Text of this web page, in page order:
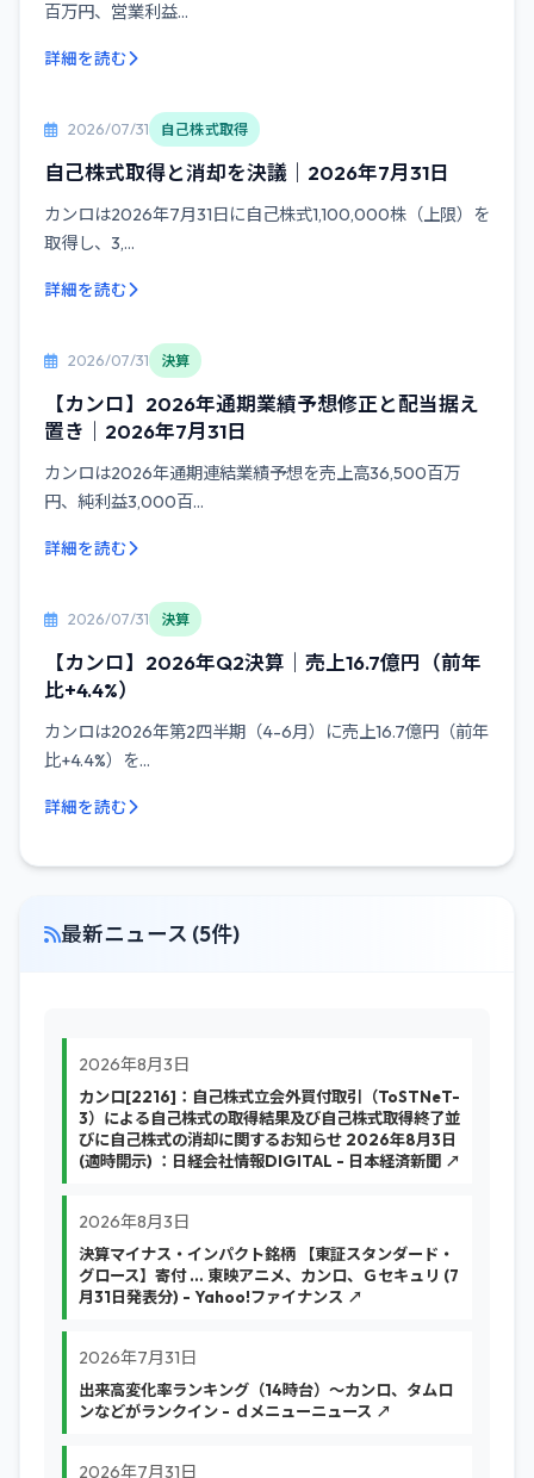
百万円、営業利益...
詳細を読む
2026/07/31 自己株式取得
自己株式取得と消却を決議｜2026年7月31日
カンロは2026年7月31日に自己株式1,100,000株（上限）を
取得し、3,...
詳細を読む
2026/07/31 決算
【カンロ】2026年通期業績予想修正と配当据え
置き｜2026年7月31日
カンロは2026年通期連結業績予想を売上高36,500百万
円、純利益3,000百...
詳細を読む
2026/07/31 決算
【カンロ】2026年Q2決算｜売上16.7億円（前年
比+4.4%）
カンロは2026年第2四半期（4-6月）に売上16.7億円（前年
比+4.4%）を...
詳細を読む
最新ニュース (5件)
2026年8月3日
カンロ[2216]：自己株式立会外買付取引（ToSTNeT-
3）による自己株式の取得結果及び自己株式取得終了並
びに自己株式の消却に関するお知らせ 2026年8月3日
(適時開示) ：日経会社情報DIGITAL - 日本経済新聞 ↗
2026年8月3日
決算マイナス・インパクト銘柄 【東証スタンダード・
グロース】寄付 … 東映アニメ、カンロ、Ｇセキュリ (7
月31日発表分) - Yahoo!ファイナンス ↗
2026年7月31日
出来高変化率ランキング（14時台）〜カンロ、タムロ
ンなどがランクイン - ｄメニューニュース ↗
2026年7月31日